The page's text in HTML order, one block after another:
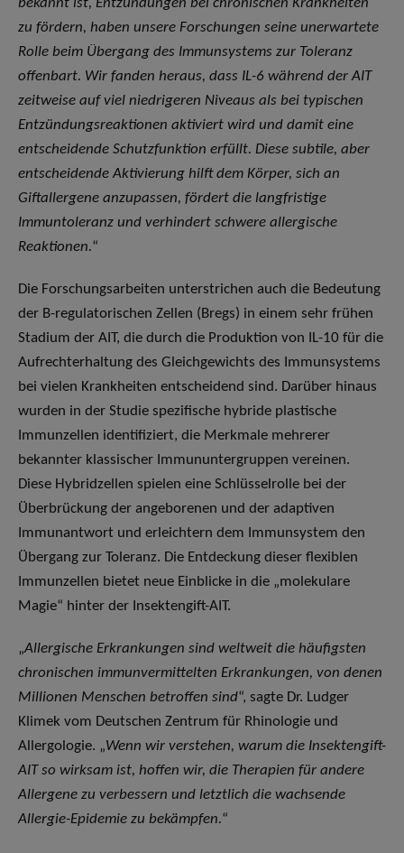
bekannt ist, Entzündungen bei chronischen Krankheiten
zu fördern, haben unsere Forschungen seine unerwartete
Rolle beim Übergang des Immunsystems zur Toleranz
offenbart. Wir fanden heraus, dass IL-6 während der AIT
zeitweise auf viel niedrigeren Niveaus als bei typischen
Entzündungsreaktionen aktiviert wird und damit eine
entscheidende Schutzfunktion erfüllt. Diese subtile, aber
entscheidende Aktivierung hilft dem Körper, sich an
Giftallergene anzupassen, fördert die langfristige
Immuntoleranz und verhindert schwere allergische
Reaktionen.“
Die Forschungsarbeiten unterstrichen auch die Bedeutung
der B-regulatorischen Zellen (Bregs) in einem sehr frühen
Stadium der AIT, die durch die Produktion von IL-10 für die
Aufrechterhaltung des Gleichgewichts des Immunsystems
bei vielen Krankheiten entscheidend sind. Darüber hinaus
wurden in der Studie spezifische hybride plastische
Immunzellen identifiziert, die Merkmale mehrerer
bekannter klassischer Immununtergruppen vereinen.
Diese Hybridzellen spielen eine Schlüsselrolle bei der
Überbrückung der angeborenen und der adaptiven
Immunantwort und erleichtern dem Immunsystem den
Übergang zur Toleranz. Die Entdeckung dieser flexiblen
Immunzellen bietet neue Einblicke in die „molekulare
Magie“ hinter der Insektengift-AIT.
„Allergische Erkrankungen sind weltweit die häufigsten
chronischen immunvermittelten Erkrankungen, von denen
Millionen Menschen betroffen sind“, sagte Dr. Ludger
Klimek vom Deutschen Zentrum für Rhinologie und
Allergologie. „Wenn wir verstehen, warum die Insektengift-
AIT so wirksam ist, hoffen wir, die Therapien für andere
Allergene zu verbessern und letztlich die wachsende
Allergie-Epidemie zu bekämpfen.“